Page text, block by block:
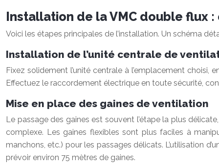
Installation de la VMC double flux
Voici les étapes principales de l’installation. Un schéma
Installation de l’unité centrale de
Fixez solidement l’unité centrale à l’emplacement
Effectuez le raccordement électrique en toute sécurité,
Mise en place des gaines de ventilation
Le passage des gaines est souvent l’étape la plus
complexe. Les gaines flexibles sont plus faciles à
manchons, etc.) pour les passages délicats. L’utilisation
prévoir environ 75 mètres de gaines.